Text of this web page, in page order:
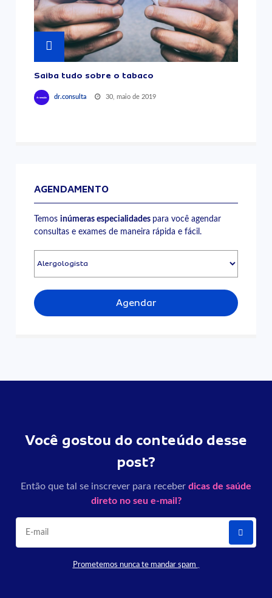
Saiba tudo sobre o tabaco
dr.consulta 30, maio de 2019
AGENDAMENTO
Temosinúmeras especialidades para você agendar
consultas e exames de maneira rápida e fácil.
Agendar
Você gostou do conteúdo desse
post?
Então que tal se inscrever para receber dicas de saúde
direto no seu e-mail?
Prometemos nunca te mandar spam